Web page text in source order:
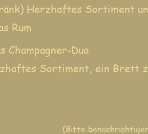
Herzhaftes Sortiment
Rum
Champagner-Duo
Sortiment, ein Brett
(Bitte